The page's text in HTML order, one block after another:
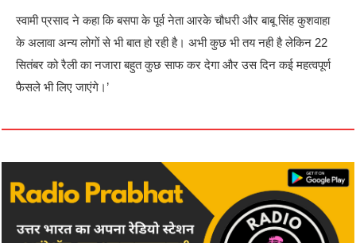
स्वामी प्रसाद ने कहा कि बसपा के पूर्व नेता आरके चौधरी और बाबू सिंह कुशवाहा
के अलावा अन्य लोगों से भी बात हो रही है। अभी कुछ भी तय नही है लेकिन 22
सितंबर को रैली का नजारा बहुत कुछ साफ कर देगा और उस दिन कई महत्वपूर्ण
फैसले भी लिए जाएंगे।’